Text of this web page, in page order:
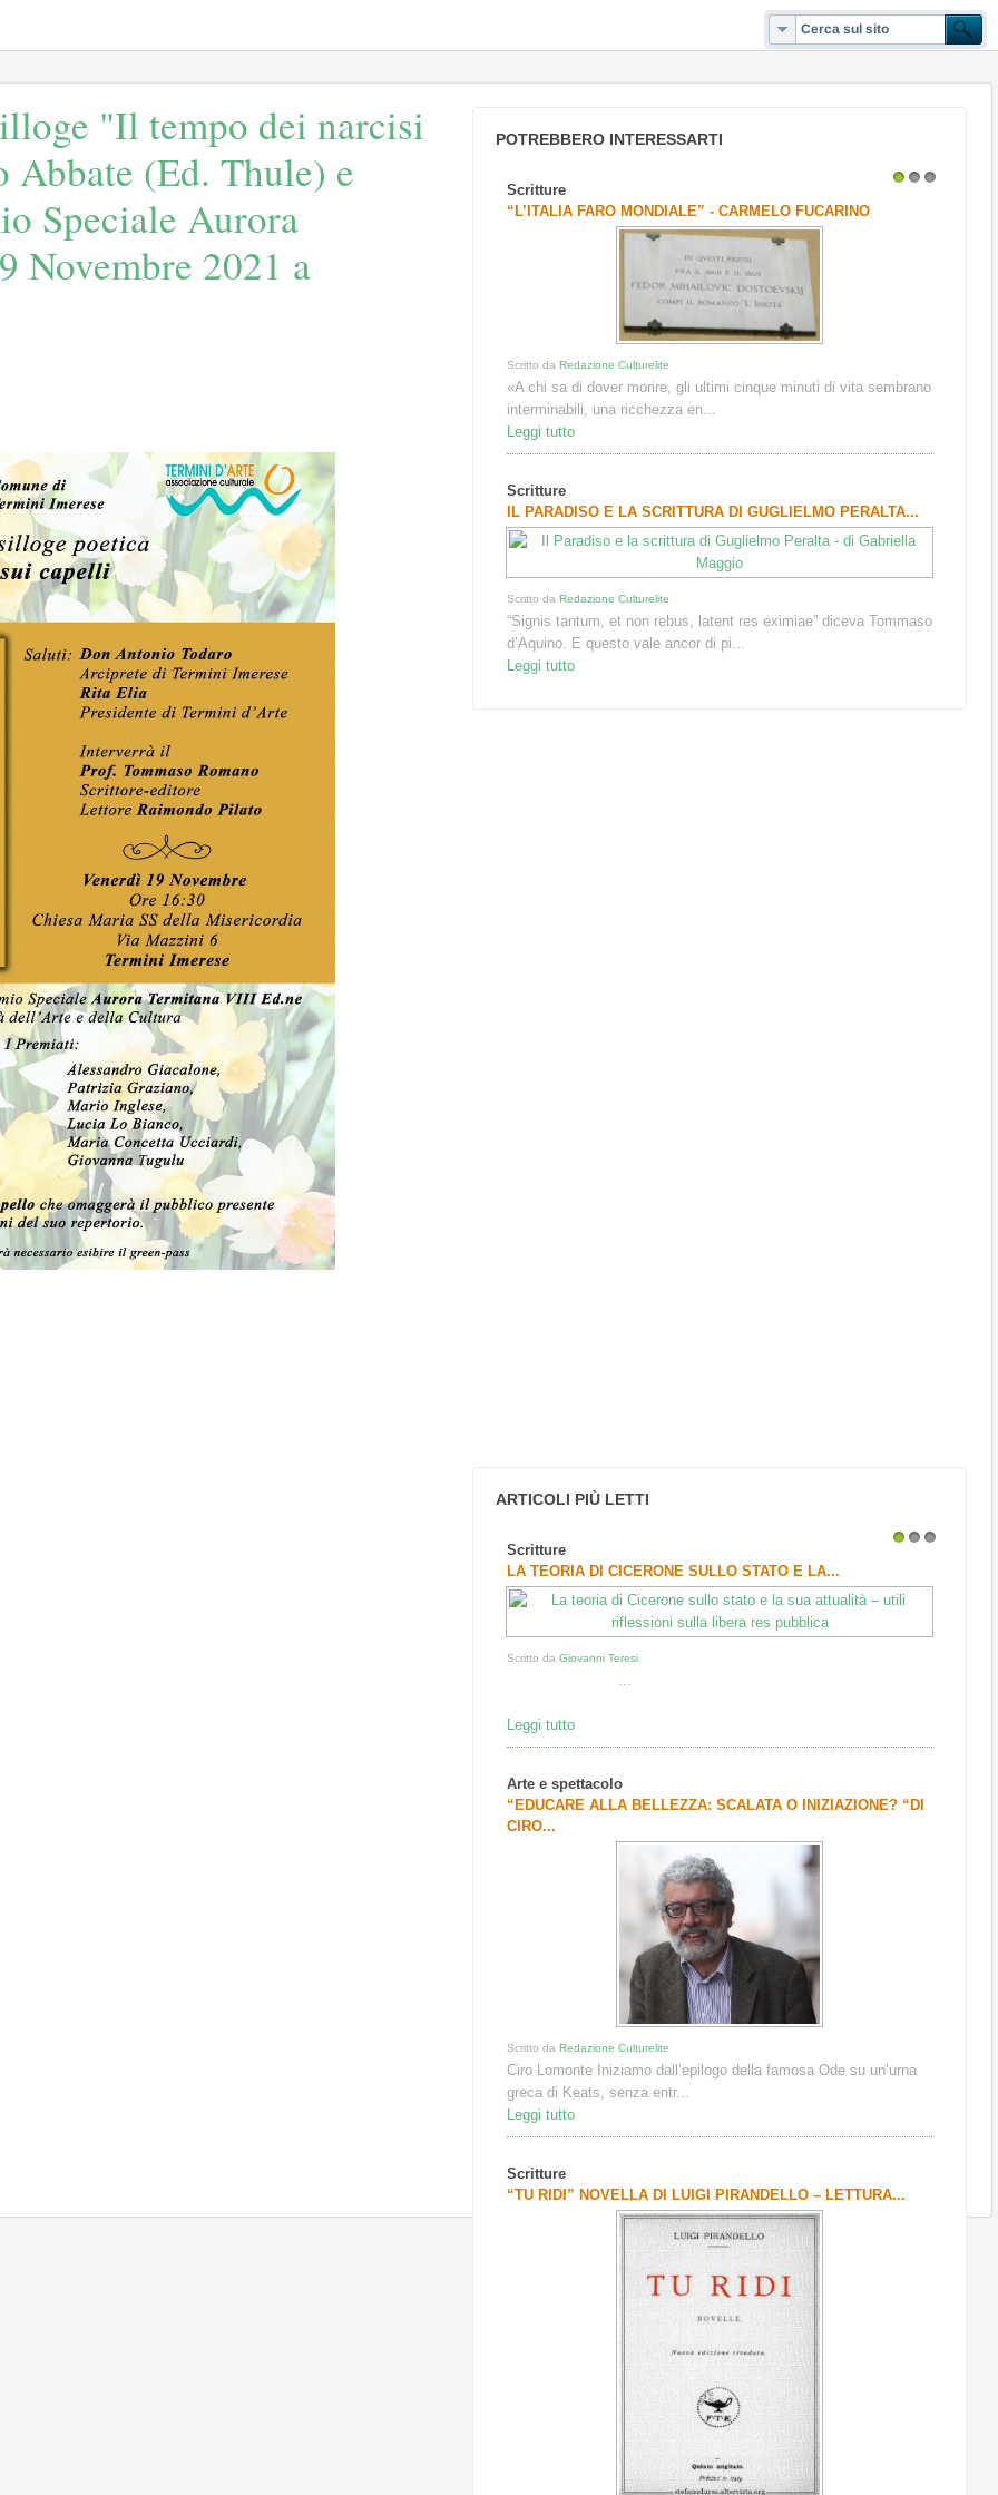
"Il tempo dei narcisi
(Ed. Thule) e
Speciale Aurora
Novembre 2021 a
POTREBBERO INTERESSARTI
Scritture
“L’ITALIA FARO MONDIALE” - CARMELO FUCARINO
Scritto daRedazione Culturelite
«A chi sa di dover morire, gli ultimi cinque minuti di vita sembrano
interminabili, una ricchezza en...
Leggi tutto
Scritture
IL PARADISO E LA SCRITTURA DI GUGLIELMO PERALTA...
Scritto daRedazione Culturelite
“Signis tantum, et non rebus, latent res eximiae” diceva Tommaso
d’Aquino. E questo vale ancor di pi...
Leggi tutto
ARTICOLI PIÙ LETTI
Scritture
LA TEORIA DI CICERONE SULLO STATO E LA...
Scritto daGiovanni Teresi
...
Leggi tutto
Arte e spettacolo
“EDUCARE ALLA BELLEZZA: SCALATA O INIZIAZIONE? “DI
CIRO...
Scritto daRedazione Culturelite
Ciro Lomonte Iniziamo dall’epilogo della famosa Ode su un’urna
greca di Keats, senza entr...
Leggi tutto
Scritture
“TU RIDI” NOVELLA DI LUIGI PIRANDELLO – LETTURA...